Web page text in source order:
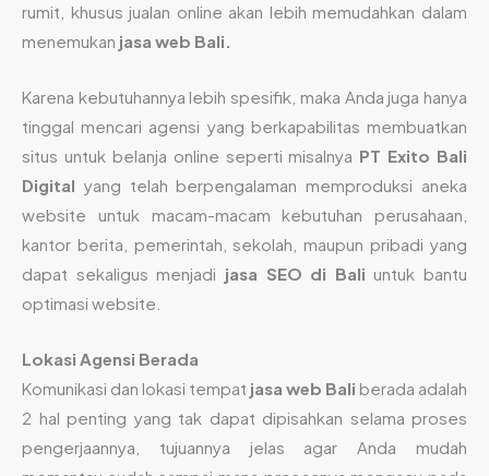
rumit, khusus jualan online akan lebih memudahkan dalam
menemukan jasa web Bali.
Karena kebutuhannya lebih spesifik, maka Anda juga hanya
tinggal mencari agensi yang berkapabilitas membuatkan
situs untuk belanja online seperti misalnya PT Exito Bali
Digital yang telah berpengalaman memproduksi aneka
website untuk macam-macam kebutuhan perusahaan,
kantor berita, pemerintah, sekolah, maupun pribadi yang
dapat sekaligus menjadi jasa SEO di Bali untuk bantu
optimasi website.
Lokasi Agensi Berada
Komunikasi dan lokasi tempat jasa web Bali berada adalah
2 hal penting yang tak dapat dipisahkan selama proses
pengerjaannya, tujuannya jelas agar Anda mudah